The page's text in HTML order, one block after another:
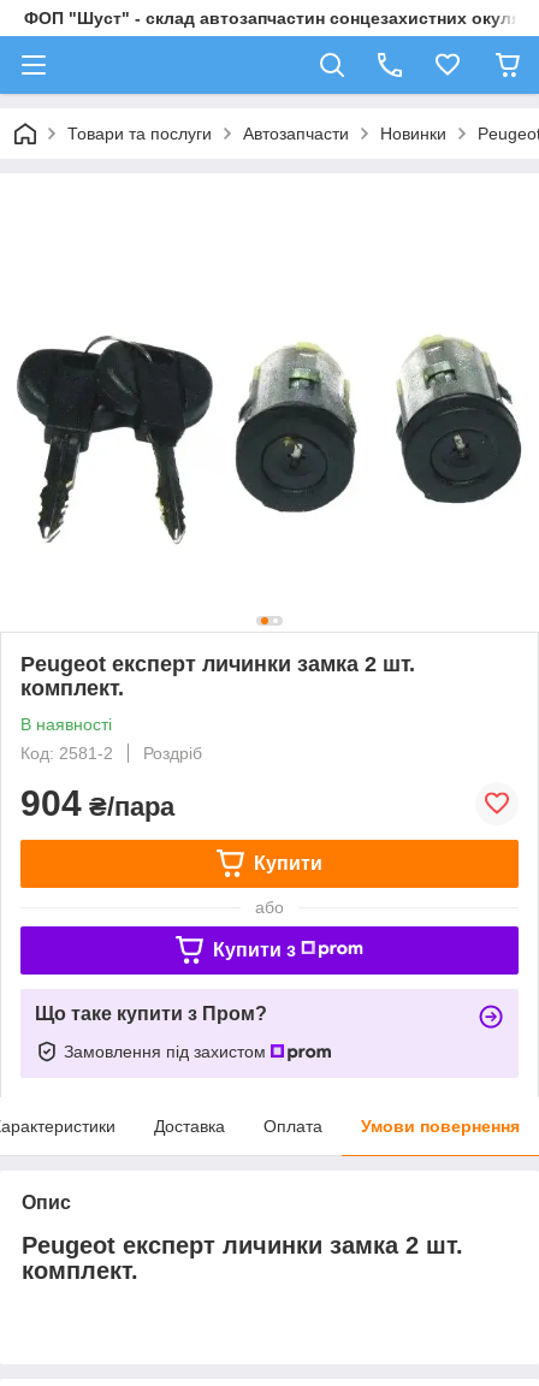
ФОП "Шуст" - склад автозапчастин сонцезахистних
Товари та послуги Автозапчасти Новинки
Peugeot експерт личинки замка 2 шт.
комплект.
В наявності
Код: 2581-2
Роздріб
904 ₴/пара
Купити
або
Купити з
Що таке купити з Пром?
Замовлення під захистом
Доставка Оплата Умови повернення
Опис
Peugeot експерт личинки замка 2 шт.
комплект.